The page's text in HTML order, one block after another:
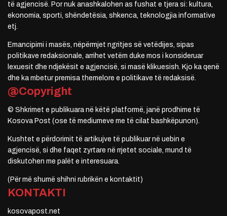
të agjencisë. Por nuk anashkalohen as fushat e tjera si: kultura,
ekonomia, sporti, shëndetësia, shkenca, teknologjia informative
etj.
Emancipimi i masës, nëpërmjet ngritjes së vetëdijes, sipas
politikave redaksionale, arrihet vetëm duke mos i konsideruar
lexuesit dhe ndjekësit e agjencisë, si masë klikuesish. Kjo ka qenë
dhe ka mbetur premisa themelore e politikave të redaksisë.
@Copyright
© Shkrimet e publikuara në këtë platformë, janë prodhime të
Kosova Post (ose të mediumeve me të cilat bashkëpunon).
Kushtet e përdorimit të artikujve të publikuar në uebin e
agjencisë, si dhe faqet zyrtare në rrjetet sociale, mund të
diskutohen me palët e interesuara.
(Për më shumë shihni rubrikën e kontaktit)
KONTAKTI
kosovapost.net